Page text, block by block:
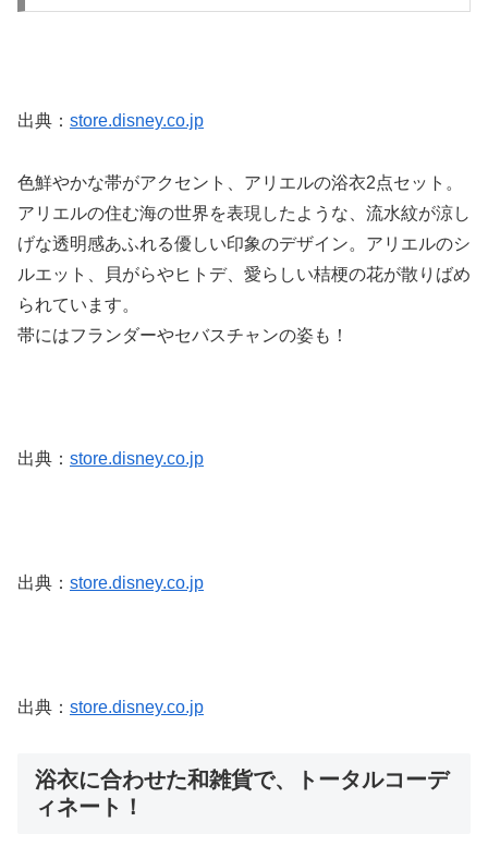
出典： store.disney.co.jp
色鮮やかな帯がアクセント、アリエルの浴衣2点セット。
アリエルの住む海の世界を表現したような、流水紋が涼し
げな透明感あふれる優しい印象のデザイン。アリエルのシ
ルエット、貝がらやヒトデ、愛らしい桔梗の花が散りばめ
られています。
帯にはフランダーやセバスチャンの姿も！
出典： store.disney.co.jp
出典： store.disney.co.jp
出典： store.disney.co.jp
浴衣に合わせた和雑貨で、トータルコーデ
ィネート！